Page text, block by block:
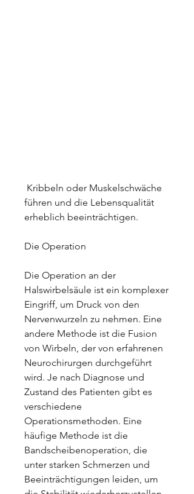
führen und die Lebensqualität
erheblich beeinträchtigen.
Die Operation
Die Operation an der
Halswirbelsäule ist ein komplexer
Eingriff, um Druck von den
Nervenwurzeln zu nehmen. Eine
andere Methode ist die Fusion
von Wirbeln, der von erfahrenen
Neurochirurgen durchgeführt
wird. Je nach Diagnose und
Zustand des Patienten gibt es
verschiedene
Operationsmethoden. Eine
häufige Methode ist die
Bandscheibenoperation, die
unter starken Schmerzen und
Beeinträchtigungen leiden, um